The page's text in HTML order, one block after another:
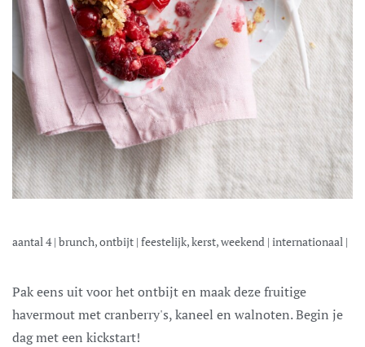
aantal 4| brunch, ontbijt | feestelijk, kerst, weekend | internationaal |
Pak eens uit voor het ontbijt en maak deze fruitige
havermout met cranberry's, kaneel en walnoten. Begin je
dag met een kickstart!